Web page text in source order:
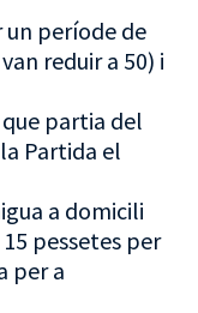
un període de
reduir a 50) i
partia del
Partida el
a domicili
pessetes per
per a